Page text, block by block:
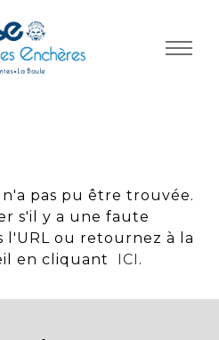
pas pu être trouvée.
s'il y a une faute
l'URL ou retournez à la
en cliquant
ICI .